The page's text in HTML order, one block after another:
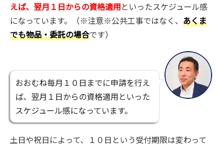
えば、翌月１日からの資格適用といったスケジュール感
になっています。（※注意※公共工事ではなく、 あくま
でも物品・委託の場合です）
おおむね毎月１０日までに申請を行え
ば、翌月１日からの資格適用といった
スケジュール感になっています。
土日や祝日によって、１０日という受付期限は変わって